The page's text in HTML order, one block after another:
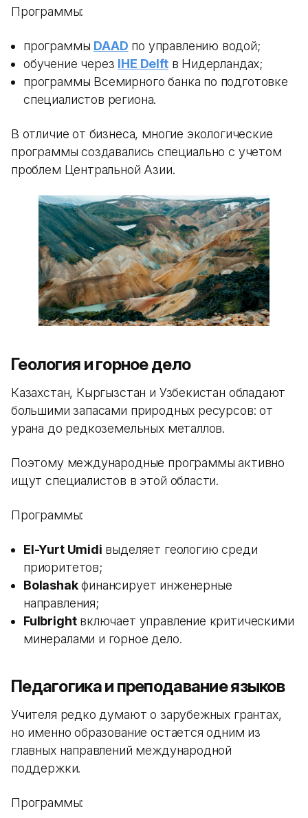
Программы:
программы DAAD по управлению водой;
обучение через IHE Delftв Нидерландах;
программы Всемирного банка по подготовке
специалистов региона.
В отличие от бизнеса, многие экологические
программы создавались специально с учетом
проблем Центральной Азии.
Геология и горное дело
Казахстан, Кыргызстан и Узбекистан обладают
большими запасами природных ресурсов: от
урана до редкоземельных металлов.
Поэтому международные программы активно
ищут специалистов в этой области.
Программы:
El-Yurt Umidi выделяет геологию среди
приоритетов;
Bolashakфинансирует инженерные
направления;
Fulbrightвключает управление критическими
минералами и горное дело.
Педагогика и преподавание языков
Учителя редко думают о зарубежных грантах,
но именно образование остается одним из
главных направлений международной
поддержки.
Программы: